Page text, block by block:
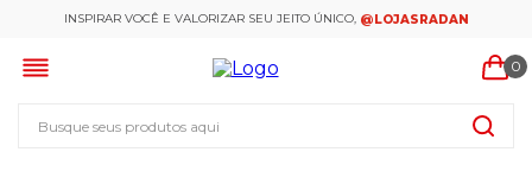
INSPIRAR VOCÊ E VALORIZAR SEU JEITO ÚNICO, @LOJASRADAN
0